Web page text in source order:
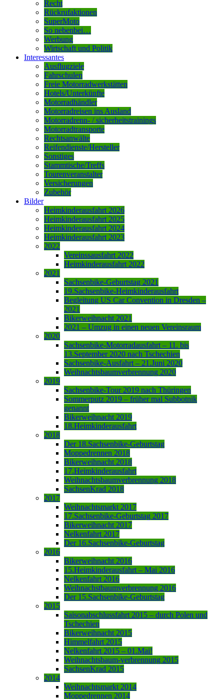
Recht
Rückrufaktionen
SuperMoto
So nebenbei…
Werbung
Wirtschaft und Politik
Interessantes
Ausflugziele
Fahrschulen
Freie Motorradwerkstätten
Hotels/Unterkünfte
Motorradhändler
Motorradreisen ins Ausland
Motorradrenn- / sicherheitstrainings
Motorradtransporte
Rechtsanwälte
Reifendienste/Hersteller
Sonstiges
Stammtische/Treffs
Tourenveranstalter
Versicherungen
Zubehör
Bilder
Heimkinderausfahrt 2026
Heimkinderausfahrt 2025
Heimkinderausfahrt 2024
Heimkinderausfahrt 2023
2022
Vereinssausfahrt 2022
Heimkinderausfahrt 2022
2021
Sachsenbike-Geburtstag 2021
19.Sachsenbike-Heimkinderausfahrt
Begleitung US Car Convention in Dresden –
2021
Bikerweihnacht 2021
2021 – Umzug in einen neuen Vereinsraum
2020
Sachsenbike-Motorradausfahrt – 11. bis
13.September 2020 nach Tschechien
Sachsenbike-Ausfahrt – 21.Juni 2020
Weihnachtsbaumverbrennung 2020
2019
Sachsenbike-Tour 2019 nach Thüringen
Sommerputz 2019 – früher mal Subbotnik
genannt
Bikerweihnacht 2019
18.Heimkinderausfahrt
2018
Der 18.Sachsenbike-Geburtstag
Moppedrennen 2018
Bikerweihnacht 2018
17.Heimkinderausfahrt
Weihnachtsbaumverbrennung 2018
SachsenKrad 2018
2017
Weihnachtsmarkt 2017
17.Sachsenbike-Geburtstag 2017
Bikerweihnacht 2017
Nelkenfahrt 2017
Der 16.Sachsenbike-Geburtstag
2016
Bikerweihnacht 2016
15.Heimkinderausfahrt – Mai 2016
Nelkenfahrt 2016
Weihnachstbaumverbrennung 2016
Der 15.Sachsenbike-Geburtstag
2015
Saisonabschlussfahrt 2015 – durch Polen und
Tschechien
Bikerweihnacht 2015
Himmelfahrt 2015
Nelkenfahrt 2015 – 01.Mai!
Weihnachtsbaum-verbrennung 2015
SachsenKrad 2015
2014
Weihnachtsmarkt 2014
Moppedrennen 2014